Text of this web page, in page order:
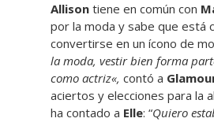
Allison tiene en común con
por la moda y sabe que está
convertirse en un ícono de
la moda, vestir bien forma
como actriz«, contó a
aciertos y elecciones para la
ha contado a Elle: “Quiero